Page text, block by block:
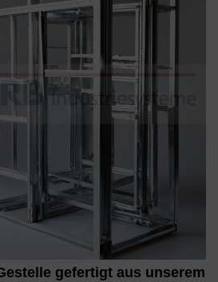
gefertigt aus unserem